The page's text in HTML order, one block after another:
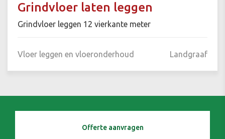
Grindvloer laten leggen
Grindvloer leggen 12 vierkante meter
Vloer leggen en vloeronderhoud Landgraaf
Offerte aanvragen